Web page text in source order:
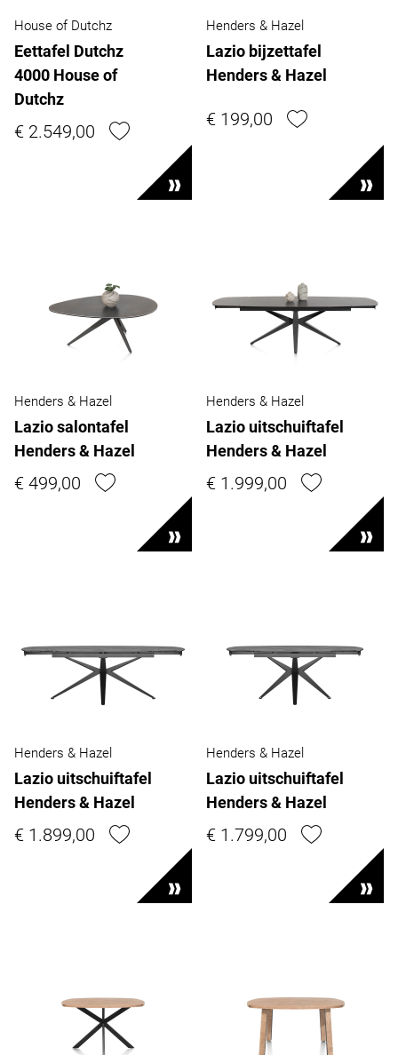
House of Dutchz
Eettafel Dutchz
4000 House of
Dutchz
€ 2.549,00
Henders & Hazel
Lazio bijzettafel
Henders & Hazel
€ 199,00
Henders & Hazel
Lazio salontafel
Henders & Hazel
€ 499,00
Henders & Hazel
Lazio uitschuiftafel
Henders & Hazel
€ 1.999,00
Henders & Hazel
Lazio uitschuiftafel
Henders & Hazel
€ 1.899,00
Henders & Hazel
Lazio uitschuiftafel
Henders & Hazel
€ 1.799,00